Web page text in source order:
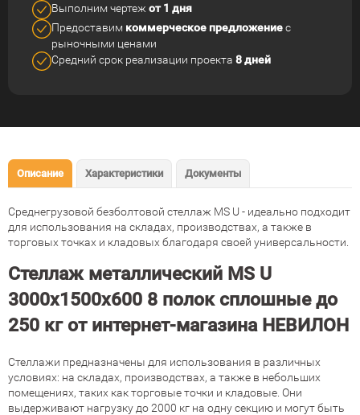
Выполним чертеж от 1 дня
Предоставим коммерческое предложениес
рыночными ценами
Средний срок реализации проекта 8 дней
Описание Характеристики Документы
Среднегрузовой безболтовой стеллаж MS U - идеально подходит
для использования на складах, производствах, а также в
торговых точках и кладовых благодаря своей универсальности.
Стеллаж металлический MS U
3000х1500х600 8 полок сплошные до
250 кг от интернет-магазина НЕВИЛОН
Стеллажи предназначены для использования в различных
условиях: на складах, производствах, а также в небольших
помещениях, таких как торговые точки и кладовые. Они
выдерживают нагрузку до 2000 кг на одну секцию и могут быть